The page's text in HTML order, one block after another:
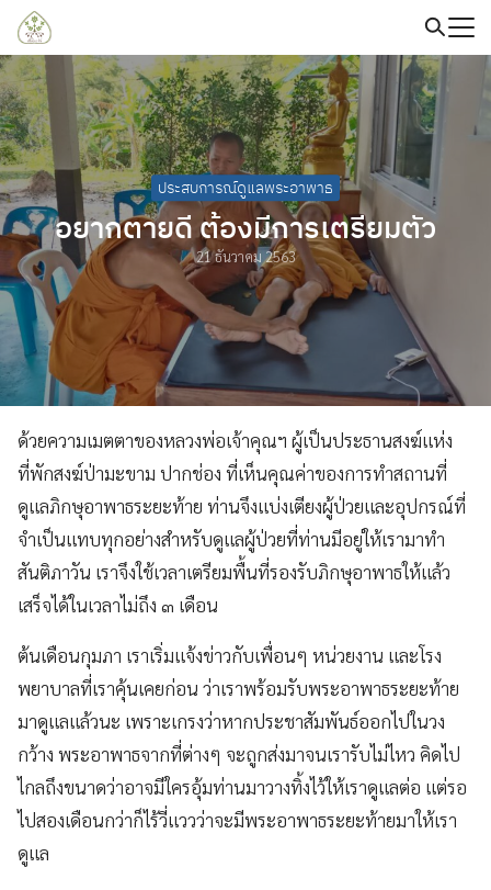
Skip
content
Search
for:
ประสบการณ์ดูแลพระอาพาธ
อยากตายดี ต้องมีการเตรียมตัว
21 ธันวาคม 2563
ด้วยความเมตตาของหลวงพ่อเจ้าคุณฯ ผู้เป็นประธานสงฆ์แห่ง
ที่พักสงฆ์ป่ามะขาม ปากช่อง ที่เห็นคุณค่าของการทำสถานที่
ดูแลภิกษุอาพาธระยะท้าย ท่านจึงแบ่งเตียงผู้ป่วยและอุปกรณ์ที่
จำเป็นแทบทุกอย่างสำหรับดูแลผู้ป่วยที่ท่านมีอยู่ให้เรามาทำ
สันติภาวัน เราจึงใช้เวลาเตรียมพื้นที่รองรับภิกษุอาพาธให้แล้ว
เสร็จได้ในเวลาไม่ถึง ๓ เดือน
ต้นเดือนกุมภา เราเริ่มแจ้งข่าวกับเพื่อนๆ หน่วยงาน และโรง
พยาบาลที่เราคุ้นเคยก่อน ว่าเราพร้อมรับพระอาพาธระยะท้าย
มาดูแลแล้วนะ เพราะเกรงว่าหากประชาสัมพันธ์ออกไปในวง
กว้าง พระอาพาธจากที่ต่างๆ จะถูกส่งมาจนเรารับไม่ไหว คิดไป
ไกลถึงขนาดว่าอาจมีใครอุ้มท่านมาวางทิ้งไว้ให้เราดูแลต่อ แต่รอ
ไปสองเดือนกว่าก็ไร้วี่แววว่าจะมีพระอาพาธระยะท้ายมาให้เรา
ดูแล